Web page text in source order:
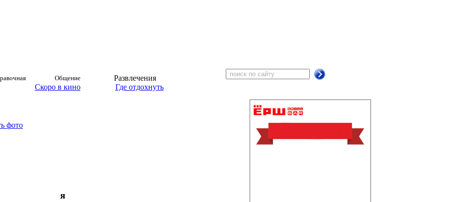
Общение
Развлечения
Скоро в кино Где отдохнуть
фото
я